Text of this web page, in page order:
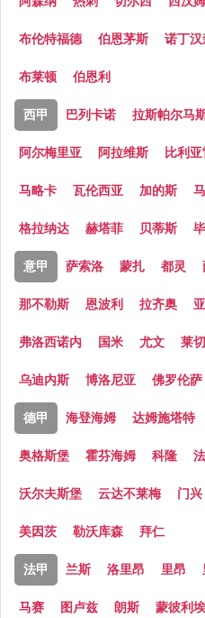
布伦特福德 伯恩茅斯 诺丁汉
布莱顿 伯恩利
西甲 巴列卡诺 拉斯帕尔马
阿尔梅里亚 阿拉维斯 比利
马略卡 瓦伦西亚 加的斯
格拉纳达 赫塔菲 贝蒂斯
意甲 萨索洛 蒙扎 都灵
那不勒斯 恩波利 拉齐奥
弗洛西诺内 国米 尤文 莱切
乌迪内斯 博洛尼亚 佛罗伦萨
德甲 海登海姆 达姆施塔特
奥格斯堡 霍芬海姆 科隆
沃尔夫斯堡 云达不莱梅 门兴
美因茨 勒沃库森 拜仁
法甲 兰斯 洛里昂 里昂
马赛 图卢兹 朗斯 蒙彼利埃